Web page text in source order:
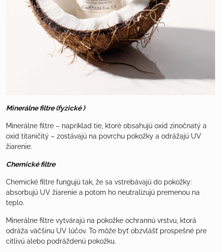
Minerálne filtre (fyzické )
Minerálne filtre – napríklad tie, ktoré obsahujú oxid zinočnatý a
oxid titaničitý – zostávajú na povrchu pokožky a odrážajú UV
žiarenie.
Chemické filtre
Chemické filtre fungujú tak, že sa vstrebávajú do pokožky:
absorbujú UV žiarenie a potom ho neutralizujú premenou na
teplo.
Minerálne filtre vytvárajú na pokožke ochrannú vrstvu, ktorá
odráža väčšinu UV lúčov. To môže byť obzvlášť prospešné pre
citlivú alebo podráždenú pokožku.